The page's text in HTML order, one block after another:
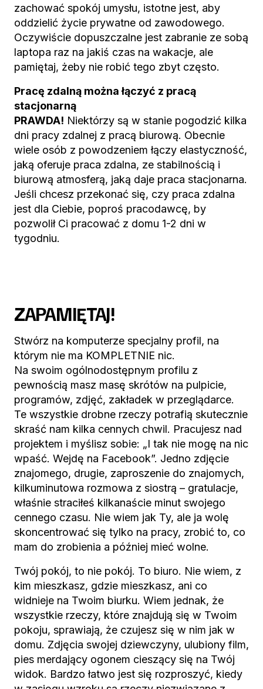
zachować spokój umysłu, istotne jest, aby
oddzielić życie prywatne od zawodowego.
Oczywiście dopuszczalne jest zabranie ze sobą
laptopa raz na jakiś czas na wakacje, ale
pamiętaj, żeby nie robić tego zbyt często.
Pracę zdalną można łączyć z pracą
stacjonarną
PRAWDA! Niektórzy są w stanie pogodzić kilka
dni pracy zdalnej z pracą biurową. Obecnie
wiele osób z powodzeniem łączy elastyczność,
jaką oferuje praca zdalna, ze stabilnością i
biurową atmosferą, jaką daje praca stacjonarna.
Jeśli chcesz przekonać się, czy praca zdalna
jest dla Ciebie, poproś pracodawcę, by
pozwolił Ci pracować z domu 1-2 dni w
tygodniu.
ZAPAMIĘTAJ!
Stwórz na komputerze specjalny profil, na
którym nie ma KOMPLETNIE nic.
Na swoim ogólnodostępnym profilu z
pewnością masz masę skrótów na pulpicie,
programów, zdjęć, zakładek w przeglądarce.
Te wszystkie drobne rzeczy potrafią skutecznie
skraść nam kilka cennych chwil. Pracujesz nad
projektem i myślisz sobie: „I tak nie mogę na nic
wpaść. Wejdę na Facebook”. Jedno zdjęcie
znajomego, drugie, zaproszenie do znajomych,
kilkuminutowa rozmowa z siostrą – gratulacje,
właśnie straciłeś kilkanaście minut swojego
cennego czasu. Nie wiem jak Ty, ale ja wolę
skoncentrować się tylko na pracy, zrobić to, co
mam do zrobienia a później mieć wolne.
Twój pokój, to nie pokój. To biuro. Nie wiem, z
kim mieszkasz, gdzie mieszkasz, ani co
widnieje na Twoim biurku. Wiem jednak, że
wszystkie rzeczy, które znajdują się w Twoim
pokoju, sprawiają, że czujesz się w nim jak w
domu. Zdjęcia swojej dziewczyny, ulubiony film,
pies merdający ogonem cieszący się na Twój
widok. Bardzo łatwo jest się rozproszyć, kiedy